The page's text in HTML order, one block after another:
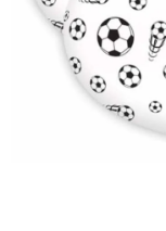
ZDRAVÉ PEČENÍ
DÁRKOVÉ
TÉMATICKÉ